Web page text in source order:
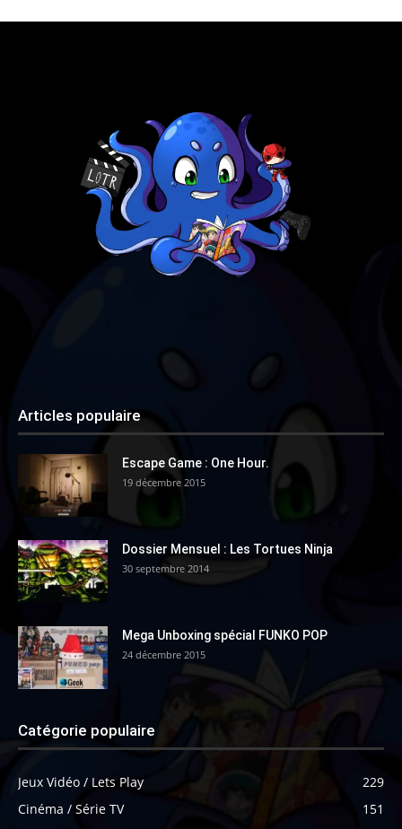
Articles populaire
Escape Game : One Hour.
19 décembre 2015
Dossier Mensuel : Les Tortues Ninja
30 septembre 2014
Mega Unboxing spécial FUNKO POP
24 décembre 2015
Catégorie populaire
Jeux Vidéo / Lets Play
229
Cinéma / Série TV
151